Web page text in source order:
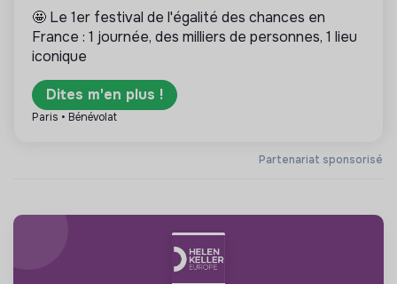
Partenariat sponsorisé
🤩 Le 1er festival de l'égalité des chances en
France : 1 journée, des milliers de personnes, 1 lieu
iconique
Dites m'en plus !
Paris • Bénévolat